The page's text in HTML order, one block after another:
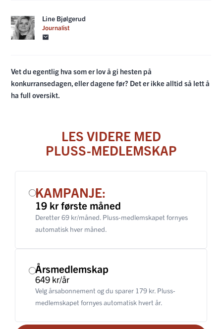
Line Bjølgerud
Journalist
Vet du egentlig hva som er lov å gi hesten på
konkurransedagen, eller dagene før? Det er ikke alltid så lett å
ha full oversikt.
LES VIDERE MED
PLUSS-MEDLEMSKAP
KAMPANJE:
19 kr første måned
Deretter 69 kr/måned. Pluss-medlemskapet fornyes
automatisk hver måned.
Årsmedlemskap
649 kr/år
Velg årsabonnement og du sparer 179 kr. Pluss-
medlemskapet fornyes automatisk hvert år.